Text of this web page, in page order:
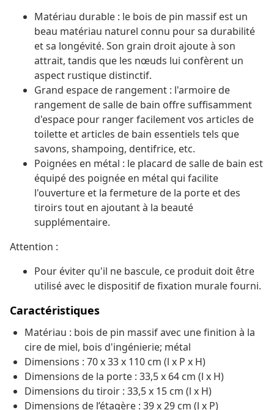
Matériau durable : le bois de pin massif est un
beau matériau naturel connu pour sa durabilité
et sa longévité. Son grain droit ajoute à son
attrait, tandis que les nœuds lui confèrent un
aspect rustique distinctif.
Grand espace de rangement : l'armoire de
rangement de salle de bain offre suffisamment
d'espace pour ranger facilement vos articles de
toilette et articles de bain essentiels tels que
savons, shampoing, dentifrice, etc.
Poignées en métal : le placard de salle de bain est
équipé des poignée en métal qui facilite
l'ouverture et la fermeture de la porte et des
tiroirs tout en ajoutant à la beauté
supplémentaire.
Attention :
Pour éviter qu'il ne bascule, ce produit doit être
utilisé avec le dispositif de fixation murale fourni.
Caractéristiques
Matériau : bois de pin massif avec une finition à la
cire de miel, bois d'ingénierie; métal
Dimensions : 70 x 33 x 110 cm (l x P x H)
Dimensions de la porte : 33,5 x 64 cm (l x H)
Dimensions du tiroir : 33,5 x 15 cm (l x H)
Dimensions de l’étagère : 39 x 29 cm (l x P)